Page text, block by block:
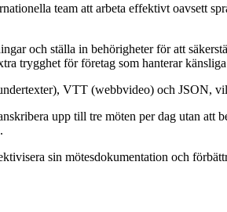
team att arbeta effektivt oavsett
och ställa in behörigheter för att
trygghet för företag som hanterar
VTT (webbvideo) och JSON,
upp till tre möten per dag utan
sin mötesdokumentation och